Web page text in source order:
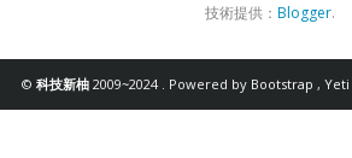
技術提供： Blogger.
© 科技新柚 2009~2024 . Powered by Bootstrap , Yeti